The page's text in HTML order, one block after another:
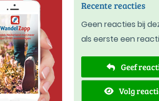
Recente reacties
Geen reacties bij
als eerste een
Geef
Volg